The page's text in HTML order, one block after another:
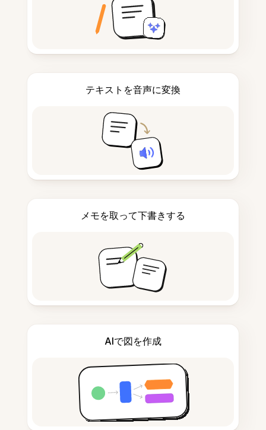
テキストを音声に変換
メモを取って下書きする
AIで図を作成